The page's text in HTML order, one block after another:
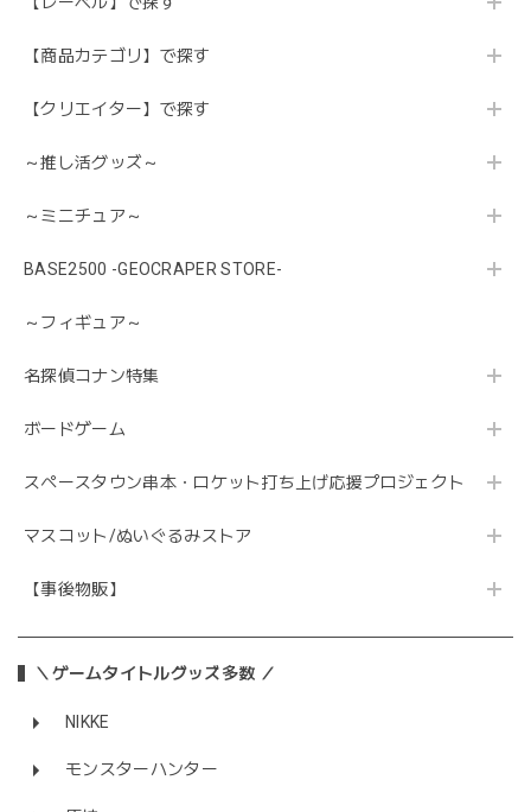
【商品カテゴリ】で探す
【クリエイター】で探す
～推し活グッズ～
～ミニチュア～
BASE2500 -GEOCRAPER STORE-
～フィギュア～
名探偵コナン特集
ボードゲーム
スペースタウン串本・ロケット打ち上げ応援プロジェクト
マスコット/ぬいぐるみストア
【事後物販】
＼ゲームタイトルグッズ多数 ／
NIKKE
モンスターハンター